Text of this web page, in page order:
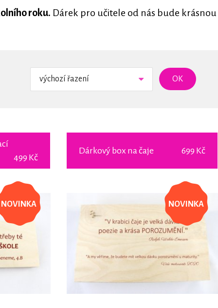
roku. Dárek pro učitele od nás bude krásnou
výchozí řazení
499 Kč
NOVINKA
Dárkový box na čaje 699 Kč
NOVINKA